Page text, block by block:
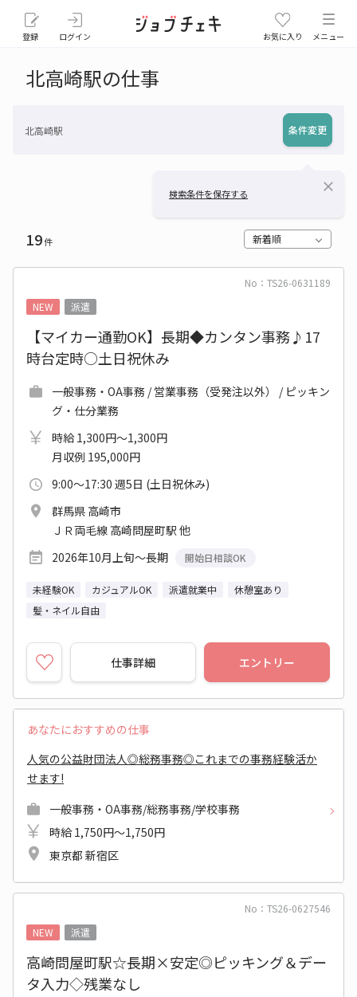
登録 ログイン お気に入り メニュー
北高崎駅の仕事
北高崎駅 条件変更
検索条件を保存する close
19件 新着順
No：TS26-0631189
NEW
派遣
【マイカー通勤OK】長期◆カンタン事務♪17
時台定時○土日祝休み
一般事務・OA事務 / 営業事務（受発注以外） / ピッキン
グ・仕分業務
時給 1,300円～1,300円
月収例 195,000円
9:00～17:30 週5日 (土日祝休み)
群馬県 高崎市
ＪＲ両毛線 高崎問屋町駅 他
2026年10月上旬～長期
開始日相談OK
未経験OK カジュアルOK 派遣就業中
休憩室あり
髪・ネイル自由
仕事詳細 エントリー
あなたにおすすめの仕事
人気の公益財団法人◎総務事務◎これまでの事務経験活か
せます!
一般事務・OA事務/総務事務/学校事務
時給 1,750円～1,750円
東京都 新宿区
No：TS26-0627546
NEW
派遣
高崎問屋町駅☆長期×安定◎ピッキング＆デー
タ入力◇残業なし